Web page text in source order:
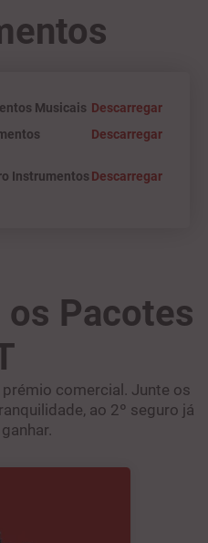
Musicais Descarregar
Descarregar
InstrumentosDescarregar
Pacotes
comercial. Junte os
ao 2º seguro já